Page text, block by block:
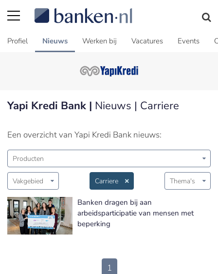
Profiel Nieuws Werken bij Vacatures Events
Yapi Kredi Bank | Nieuws | Carriere
Een overzicht van Yapi Kredi Bank nieuws:
Producten
Vakgebied Carriere Thema's
Banken dragen bij aan
arbeidsparticipatie van mensen met
beperking
1